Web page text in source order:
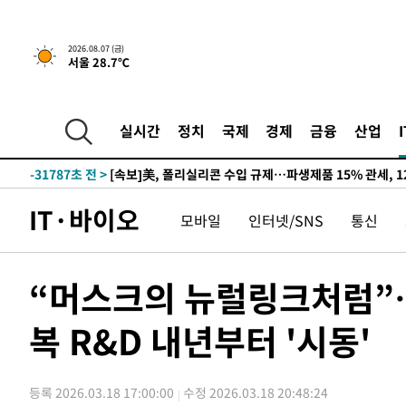
2026.08.07 (금)
서울 28.7℃
실시간 정치 국제 경제 금융 산업
-27638초 전 >
-31787초 전 > [속보]美, 폴리실리콘 수입 규제…파생제품 15% 관세,
-27638초 전 > [속보] 뉴욕증시, 일제 하락 마감…나스닥 0.06%↓
-31787초 전 >[속보]美, 폴리실리콘 수입 규제…파생제품 15% 관세,
-27638초 전 >[속보] 뉴욕증시, 일제 하락 마감…나스닥 0.06%↓
IT·바이오 모바일 인터넷/SNS 통신
“머스크의 뉴럴링크처럼
복 R&D 내년부터 '시동'
등록 2026.03.18 17:00:00 수정 2026.03.18 20:48:24